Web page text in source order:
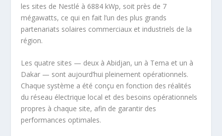
les sites de Nestlé à 6884 kWp, soit près de 7
mégawatts, ce qui en fait l’un des plus grands
partenariats solaires commerciaux et industriels de la
région.
Les quatre sites — deux à Abidjan, un à Tema et un à
Dakar — sont aujourd’hui pleinement opérationnels.
Chaque système a été conçu en fonction des réalités
du réseau électrique local et des besoins opérationnels
propres à chaque site, afin de garantir des
performances optimales.